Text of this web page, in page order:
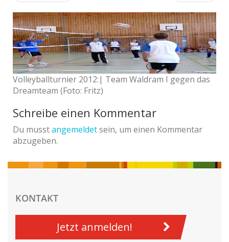
Volleyballturnier 2012:| Team Waldram I gegen das
Dreamteam (Foto: Fritz)
Schreibe einen Kommentar
Du musstangemeldetsein, um einen Kommentar
abzugeben.
KONTAKT
Jetzt anmelden!